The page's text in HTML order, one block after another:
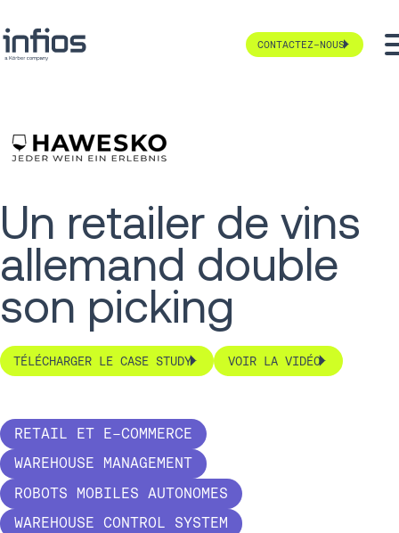
CONTACTEZ-NOUS
Un retailer de vins
allemand double
son picking
TÉLÉCHARGER LE CASE STUDY VOIR LA VIDÉO
RETAIL ET E-COMMERCE
WAREHOUSE MANAGEMENT
ROBOTS MOBILES AUTONOMES
WAREHOUSE CONTROL SYSTEM